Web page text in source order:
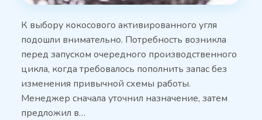
К выбору кокосового активированного угля
подошли внимательно. Потребность возникла
перед запуском очередного производственного
цикла, когда требовалось пополнить запас без
изменения привычной схемы работы.
Менеджер сначала уточнил назначение, затем
предложил в…